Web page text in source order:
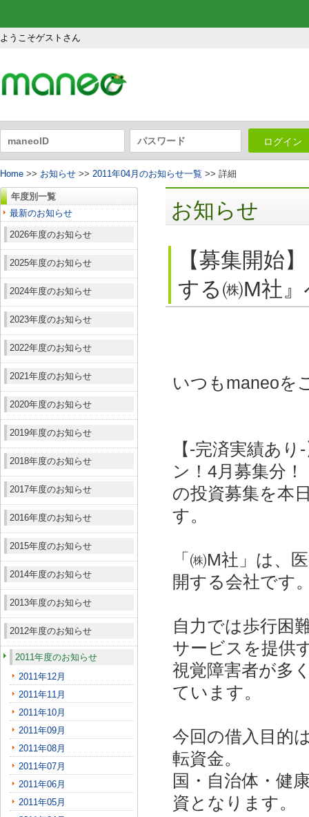
ようこそゲストさん
ログイン
Home >> お知らせ >> 2011年04月のお知らせ一覧 >> 詳細
年度別一覧
最新のお知らせ
2026年度のお知らせ
2025年度のお知らせ
2024年度のお知らせ
2023年度のお知らせ
2022年度のお知らせ
2021年度のお知らせ
2020年度のお知らせ
2019年度のお知らせ
2018年度のお知らせ
2017年度のお知らせ
2016年度のお知らせ
2015年度のお知らせ
2014年度のお知らせ
2013年度のお知らせ
2012年度のお知らせ
2011年度のお知らせ
2011年12月
2011年11月
2011年10月
2011年09月
2011年08月
2011年07月
2011年06月
2011年05月
お知らせ
【募集開始
する㈱M社
いつもmaneoを
【‐完済実績あ
ン！4月募集分！
の投資募集を本
す。
「㈱M社」は、
開する会社です
自力では歩行困
サービスを提供
視覚障害者が多
ています。
今回の借入目的
転資金。
国・自治体・健
資となります。